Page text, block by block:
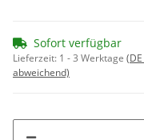
Sofort verfügbar
Lieferzeit: 1 - 3 Werktage
abweichend)